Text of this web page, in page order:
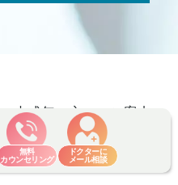
無料
カウンセリング
ドクターに
メール相談
未成年の方へのご案内
モニター制度